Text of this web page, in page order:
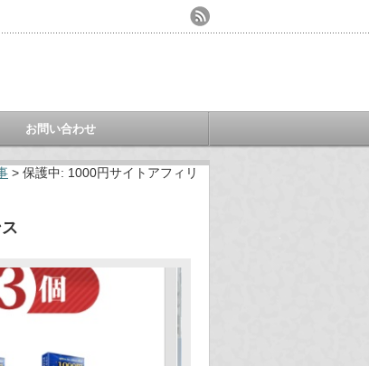
お問い合わせ
> 保護中: 1000円サイトアフィリ